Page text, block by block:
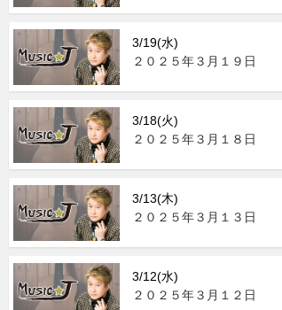
3/19(水)
２０２５年３月１９日
3/18(火)
２０２５年３月１８日
3/13(木)
２０２５年３月１３日
3/12(水)
２０２５年３月１２日